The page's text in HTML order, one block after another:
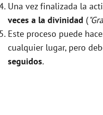
Una vez finalizada la
veces a la divinidad (
Este proceso puede
cualquier lugar, pero
seguidos.